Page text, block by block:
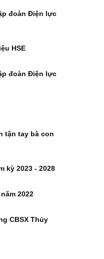
đoàn Điện lực
HSE
đoàn Điện lực
tận tay bà con
kỳ 2023 - 2028
2022
CBSX Thủy